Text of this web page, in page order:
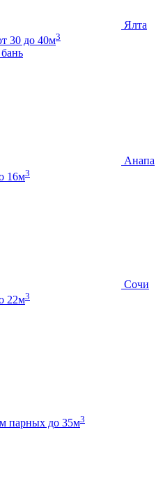
Ялта
30 до 40м3
Анапа
16м3
Сочи
22м3
парных до 35м3